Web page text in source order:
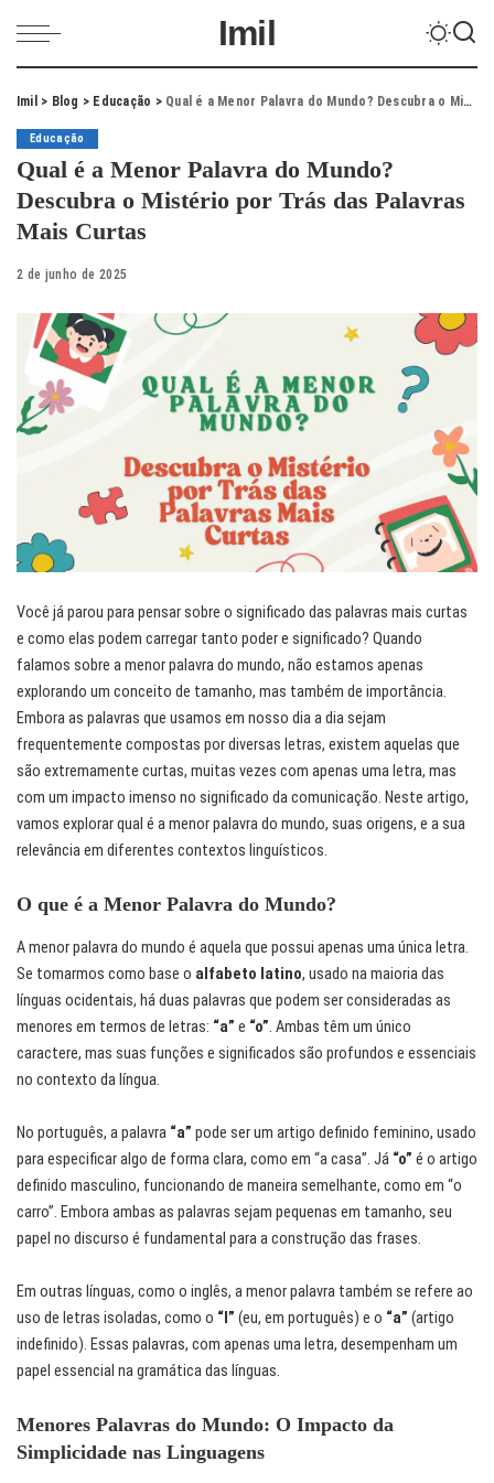
Imil
Imil > Blog > Educação > Qual é a Menor Palavra do Mundo? Descubra o Mistério por Trás das Palavras Mais Curtas
Educação
Qual é a Menor Palavra do Mundo?
Descubra o Mistério por Trás das Palavras
Mais Curtas
2 de junho de 2025
Você já parou para pensar sobre o significado das palavras mais curtas
e como elas podem carregar tanto poder e significado? Quando
falamos sobre a menor palavra do mundo, não estamos apenas
explorando um conceito de tamanho, mas também de importância.
Embora as palavras que usamos em nosso dia a dia sejam
frequentemente compostas por diversas letras, existem aquelas que
são extremamente curtas, muitas vezes com apenas uma letra, mas
com um impacto imenso no significado da comunicação. Neste artigo,
vamos explorar qual é a menor palavra do mundo, suas origens, e a sua
relevância em diferentes contextos linguísticos.
O que é a Menor Palavra do Mundo?
A menor palavra do mundo é aquela que possui apenas uma única letra.
Se tomarmos como base o alfabeto latino, usado na maioria das
línguas ocidentais, há duas palavras que podem ser consideradas as
menores em termos de letras: “a” e “o”. Ambas têm um único
caractere, mas suas funções e significados são profundos e essenciais
no contexto da língua.
No português, a palavra “a” pode ser um artigo definido feminino, usado
para especificar algo de forma clara, como em “a casa”. Já “o” é o artigo
definido masculino, funcionando de maneira semelhante, como em “o
carro”. Embora ambas as palavras sejam pequenas em tamanho, seu
papel no discurso é fundamental para a construção das frases.
Em outras línguas, como o inglês, a menor palavra também se refere ao
uso de letras isoladas, como o “I” (eu, em português) e o “a” (artigo
indefinido). Essas palavras, com apenas uma letra, desempenham um
papel essencial na gramática das línguas.
Menores Palavras do Mundo: O Impacto da
Simplicidade nas Linguagens